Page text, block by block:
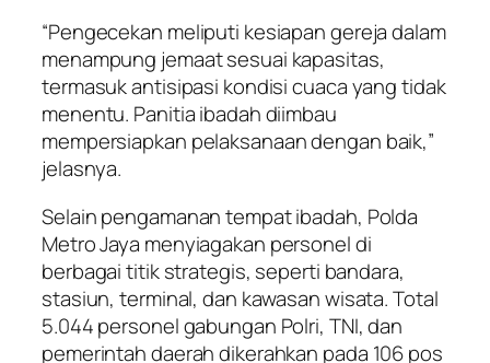
“Pengecekan meliputi kesiapan gereja dalam
menampung jemaat sesuai kapasitas,
termasuk antisipasi kondisi cuaca yang tidak
menentu. Panitia ibadah diimbau
mempersiapkan pelaksanaan dengan baik,”
jelasnya.
Selain pengamanan tempat ibadah, Polda
Metro Jaya menyiagakan personel di
berbagai titik strategis, seperti bandara,
stasiun, terminal, dan kawasan wisata. Total
5.044 personel gabungan Polri, TNI, dan
pemerintah daerah dikerahkan pada 106 pos